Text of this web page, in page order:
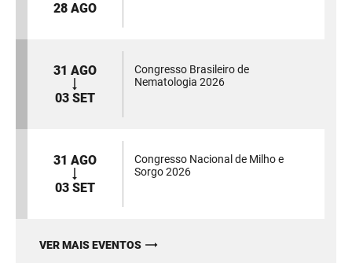
28 AGO
31 AGO
03 SET
Congresso Brasileiro de
Nematologia 2026
31 AGO
03 SET
Congresso Nacional de Milho e
Sorgo 2026
VER MAIS EVENTOS